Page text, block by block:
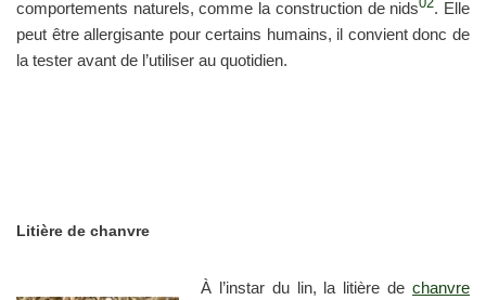
comportements naturels, comme la construction de nids02. Elle
peut être allergisante pour certains humains, il convient donc de
la tester avant de l’utiliser au quotidien.
Litière de chanvre
À l’instar du lin, la litière de chanvre